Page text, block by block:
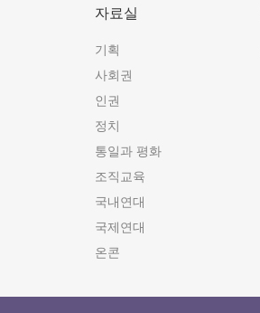
자료실
기획
사회권
인권
정치
통일과 평화
조직교육
국내연대
국제연대
온콘